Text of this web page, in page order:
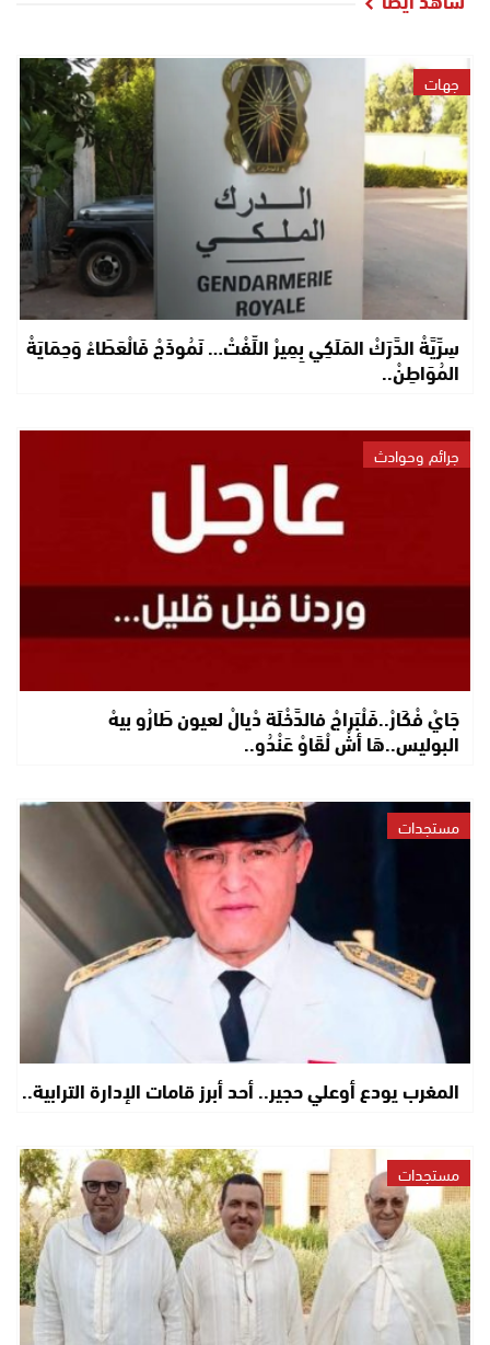
جهات
سِرِّيَّةْ الدَّرَكْ المَلَكِي بِمِيرْ اللِّفْتْ… نَمُوذَجْ فَالْعَطَاءْ وَحِمَايَةْ
المُوَاطِنْ..
جرائم وحوادث
جَايْ فْكَارْ..فَلْبَراجْ فالدَّخْلَة دْيالْ لعيون طَارُو بيهْ
البوليس..هَا أشْ لْقَاوْ عَنْدُو..
مستجدات
المغرب يودع أوعلي حجير.. أحد أبرز قامات الإدارة الترابية..
مستجدات